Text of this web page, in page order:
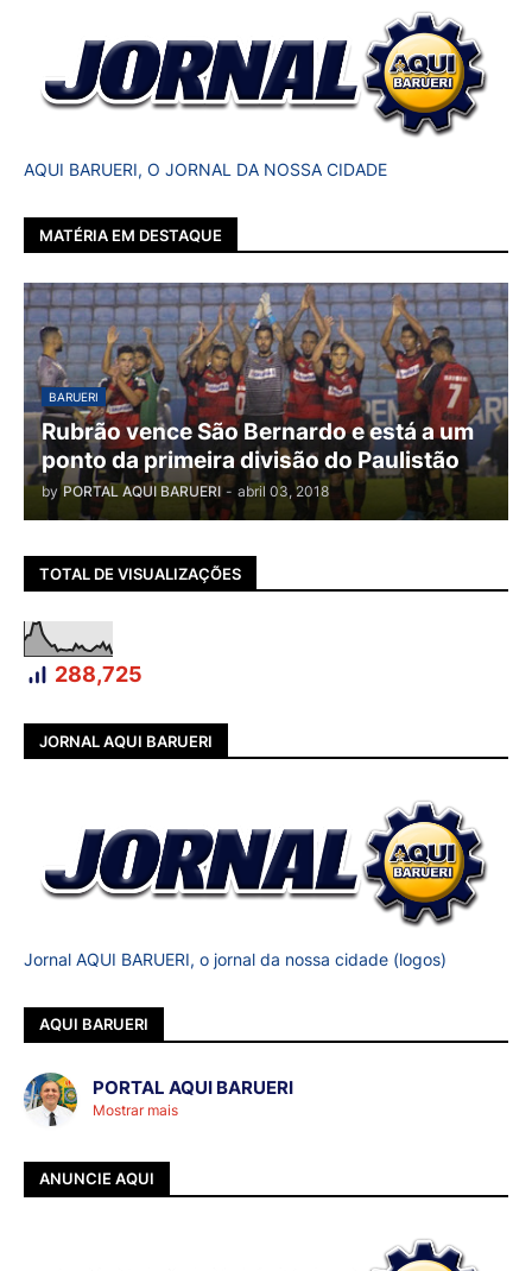
AQUI BARUERI, O JORNAL DA NOSSA CIDADE
MATÉRIA EM DESTAQUE
BARUERI
Rubrão vence São Bernardo e está a um
ponto da primeira divisão do Paulistão
by PORTAL AQUI BARUERI - abril 03, 2018
TOTAL DE VISUALIZAÇÕES
288,725
JORNAL AQUI BARUERI
Jornal AQUI BARUERI, o jornal da nossa cidade (logos)
AQUI BARUERI
PORTAL AQUI BARUERI
Mostrar mais
ANUNCIE AQUI